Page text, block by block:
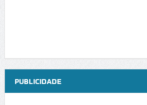
PUBLICIDADE